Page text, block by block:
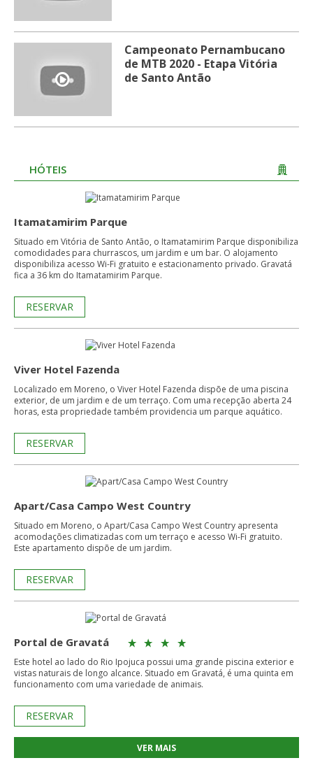
Campeonato Pernambucano
de MTB 2020 - Etapa Vitória
de Santo Antão
HÓTEIS
Itamatamirim Parque
Situado em Vitória de Santo Antão, o Itamatamirim Parque disponibiliza
comodidades para churrascos, um jardim e um bar. O alojamento
disponibiliza acesso Wi-Fi gratuito e estacionamento privado. Gravatá
fica a 36 km do Itamatamirim Parque.
RESERVAR
Viver Hotel Fazenda
Localizado em Moreno, o Viver Hotel Fazenda dispõe de uma piscina
exterior, de um jardim e de um terraço. Com uma recepção aberta 24
horas, esta propriedade também providencia um parque aquático.
RESERVAR
Apart/Casa Campo West Country
Situado em Moreno, o Apart/Casa Campo West Country apresenta
acomodações climatizadas com um terraço e acesso Wi-Fi gratuito.
Este apartamento dispõe de um jardim.
RESERVAR
Portal de Gravatá
Este hotel ao lado do Rio Ipojuca possui uma grande piscina exterior e
vistas naturais de longo alcance. Situado em Gravatá, é uma quinta em
funcionamento com uma variedade de animais.
RESERVAR
VER MAIS